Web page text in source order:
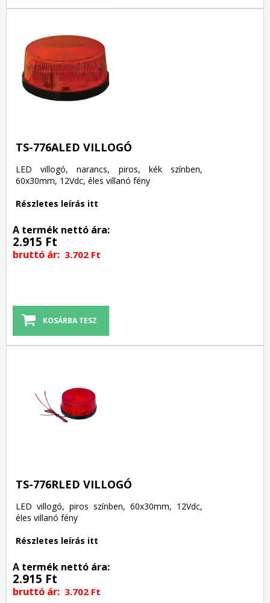
TS-776ALED VILLOGÓ
LED villogó, narancs, piros, kék színben,
60x30mm, 12Vdc, éles villanó fény
Részletes leírás itt
A termék nettó ára:
2.915 Ft
bruttó ár: 3.702 Ft
TS-776RLED VILLOGÓ
LED villogó, piros színben, 60x30mm, 12Vdc,
éles villanó fény
Részletes leírás itt
A termék nettó ára:
2.915 Ft
bruttó ár: 3.702 Ft